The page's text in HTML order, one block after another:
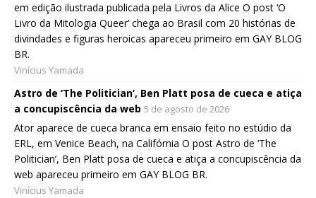
em edição ilustrada publicada pela Livros da Alice O post ‘O
Livro da Mitologia Queer’ chega ao Brasil com 20 histórias de
divindades e figuras heroicas apareceu primeiro em GAY BLOG
BR.
Vinícius Yamada
Astro de ‘The Politician’, Ben Platt posa de cueca e atiça
a concupiscência da web 5 de agosto de 2026
Ator aparece de cueca branca em ensaio feito no estúdio da
ERL, em Venice Beach, na Califórnia O post Astro de ‘The
Politician’, Ben Platt posa de cueca e atiça a concupiscência da
web apareceu primeiro em GAY BLOG BR.
Vinícius Yamada